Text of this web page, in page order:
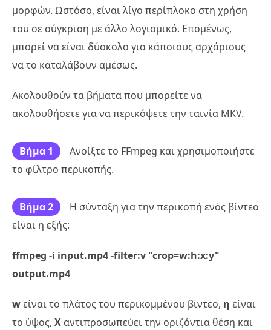
μορφών. Ωστόσο, είναι λίγο περίπλοκο στη χρήση
του σε σύγκριση με άλλο λογισμικό. Επομένως,
μπορεί να είναι δύσκολο για κάποιους αρχάριους
να το καταλάβουν αμέσως.
Ακολουθούν τα βήματα που μπορείτε να
ακολουθήσετε για να περικόψετε την ταινία MKV.
Βήμα 1
Ανοίξτε το FFmpeg και χρησιμοποιήστε
το φίλτρο περικοπής.
Βήμα 2
Η σύνταξη για την περικοπή ενός βίντεο
είναι η εξής:
ffmpeg -i input.mp4 -filter:v "crop=w:h:x:y"
output.mp4
wείναι το πλάτος του περικομμένου βίντεο, η είναι
το ύψος, Χ αντιπροσωπεύει την οριζόντια θέση και